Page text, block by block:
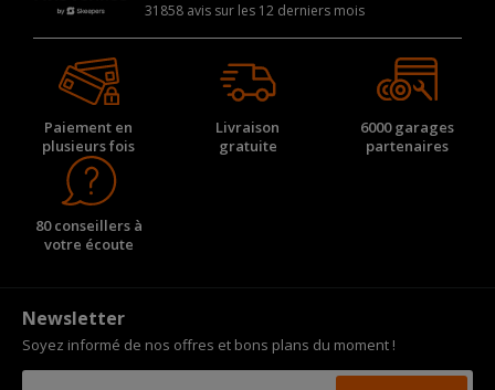
31858 avis sur les 12 derniers mois
Paiement en
plusieurs fois
Livraison
gratuite
6000 garages
partenaires
80 conseillers à
votre écoute
Newsletter
Soyez informé de nos offres et bons plans du moment !